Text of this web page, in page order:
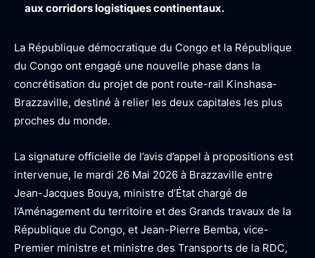
aux corridors logistiques continentaux.
La République démocratique du Congo et la République
du Congo ont engagé une nouvelle phase dans la
concrétisation du projet de pont route-rail Kinshasa-
Brazzaville, destiné à relier les deux capitales les plus
proches du monde.
La signature officielle de l’avis d’appel à propositions est
intervenue, le mardi 26 Mai 2026 à Brazzaville entre
Jean-Jacques Bouya, ministre d’État chargé de
l’Aménagement du territoire et des Grands travaux de la
République du Congo, et Jean-Pierre Bemba, vice-
Premier ministre et ministre des Transports de la RDC,